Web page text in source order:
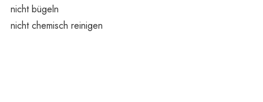
nicht bügeln
nicht chemisch reinigen